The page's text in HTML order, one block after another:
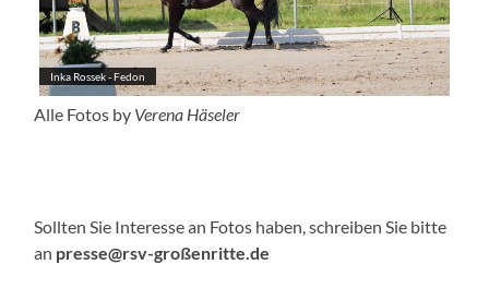
Inka Rossek - Fedon
Alle Fotos by Verena Häseler
Sollten Sie Interesse an Fotos haben, schreiben Sie bitte
an presse@rsv-großenritte.de